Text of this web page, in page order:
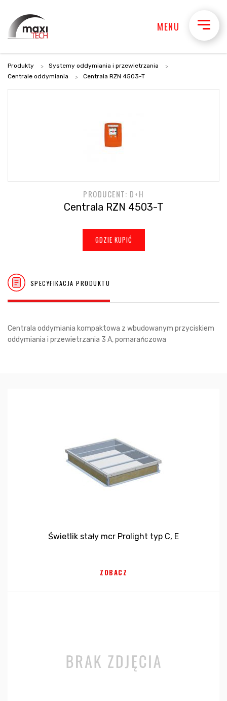
MENU
Produkty
Systemy oddymiania i przewietrzania
Centrale oddymiania
Centrala RZN 4503-T
PRODUCENT: D+H
Centrala RZN 4503-T
GDZIE KUPIĆ
SPECYFIKACJA PRODUKTU
Centrala oddymiania kompaktowa z wbudowanym przyciskiem
oddymiania i przewietrzania 3 A, pomarańczowa
Świetlik stały mcr Prolight typ C, E
ZOBACZ